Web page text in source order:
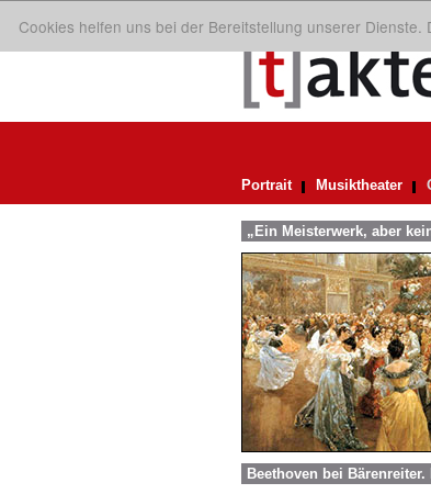
Cookies helfen uns bei der Bereitstellung unserer
Portrait Musiktheater
„Ein Meisterwerk, aber
Beethoven bei